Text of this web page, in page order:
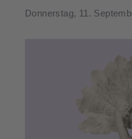
Donnerstag, 11.